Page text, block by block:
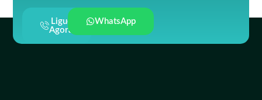
Ligue
Agora
WhatsApp